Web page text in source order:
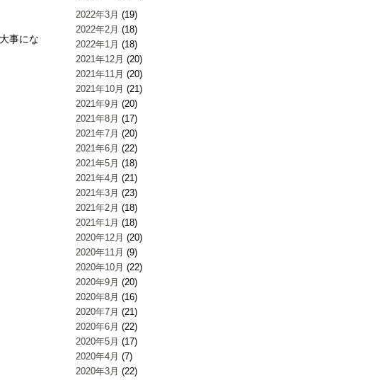
2022年3月 (19)
2022年2月 (18)
2022年1月 (18)
2021年12月 (20)
2021年11月 (20)
2021年10月 (21)
2021年9月 (20)
2021年8月 (17)
2021年7月 (20)
2021年6月 (22)
2021年5月 (18)
2021年4月 (21)
2021年3月 (23)
2021年2月 (18)
2021年1月 (18)
2020年12月 (20)
2020年11月 (9)
2020年10月 (22)
2020年9月 (20)
2020年8月 (16)
2020年7月 (21)
2020年6月 (22)
2020年5月 (17)
2020年4月 (7)
2020年3月 (22)
事にな